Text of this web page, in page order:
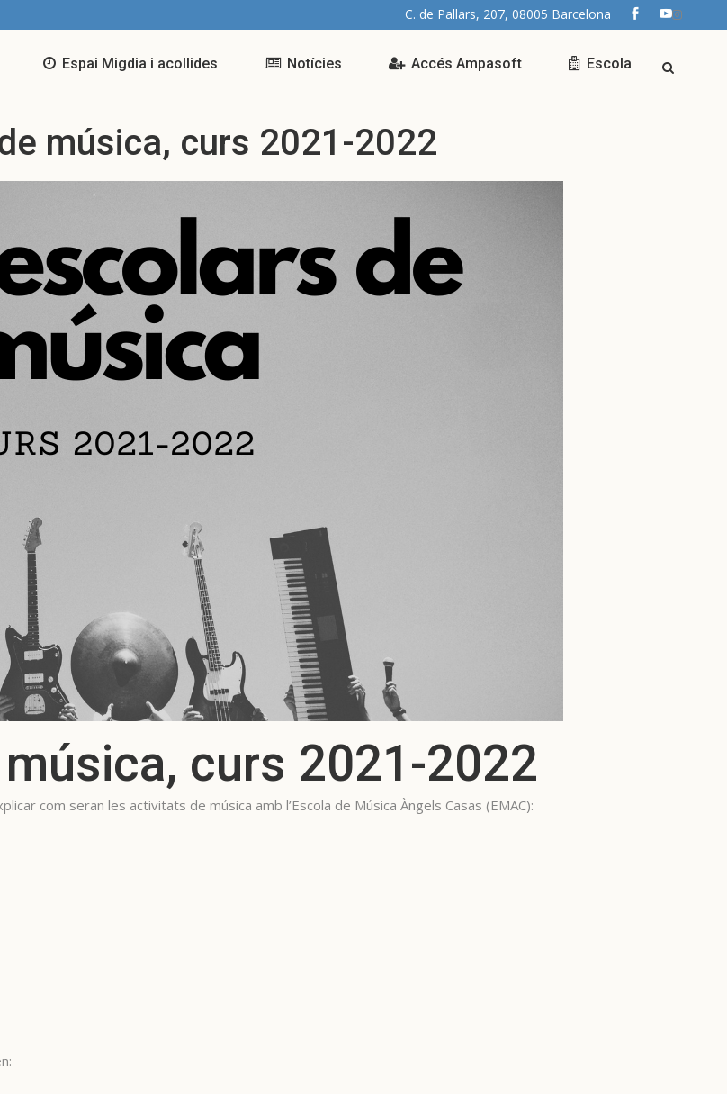
C. de Pallars, 207, 08005 Barcelona
Espai Migdia i acollides Notícies Accés Ampasoft Escola
música, curs 2021-2022
curs 2021-2022
com seran les activitats de música amb l’Escola de Música Àngels Casas (EMAC):